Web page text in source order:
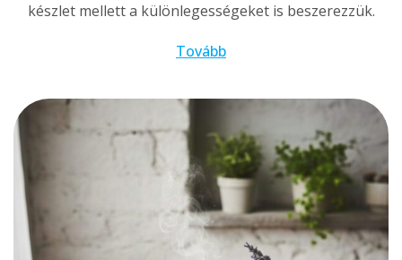
készlet mellett a különlegességeket is beszerezzük.
Tovább